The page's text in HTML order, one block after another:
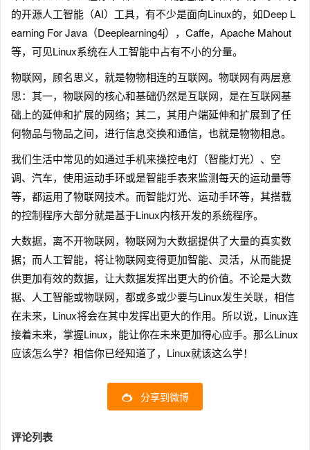
的开源人工智能（AI）工具，有不少是面向Linux的，如Deep L
earning For Java（Deeplearning4j），Caffe，Apache Mahout
等，可见Linux系统在人工智能中占有不小的分量。
物联网，顾名思义，就是物物相连的互联网。物联网有两层意
思：其一，物联网的核心和基础仍然是互联网，是在互联网基
础上的延伸和扩展的网络；其二，其用户端延伸和扩展到了任
何物品与物品之间，进行信息交换和通信，也就是物物相息。
我们生活中常见的如通过手机来操控电灯（智能灯光）、空
调、汽车，使用运动手环或是智能手表来监测每天的运动量等
等，都运用了物联网技术。而智能灯光、运动手环等，其搭载
的控制程序大部分就是基于Linux内核开发的系统程序。
大数据，离不开物联网，物联网为大数据提供了大量的真实数
据；而人工智能，将让物联网变得更加智能、灵活，从而能提
供更加有效的数据，让大数据发挥出更大的价值。不论是大数
据、人工智能或物联网，都或多或少要与Linux发生关联，相信
在未来，Linux将会在其中发挥出更大的作用。所以说，Linux连
接着未来，掌握Linux，能让你在未来更加得心应手。那么Linux
应该怎么学？相信你已经知道了，Linux就该这么学！
分享到微博
评论列表